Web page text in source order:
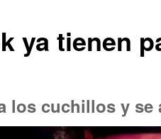
ya tienen
los cuchillos y se